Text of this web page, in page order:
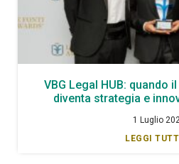
VBG Legal HUB: quando
diventa strategia e
1 Luglio
LEGGI